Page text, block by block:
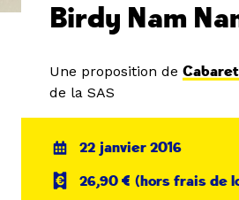
Birdy Nam
Une proposition de
de la SAS
22 janvier 2016
26,90 € (hors frais de